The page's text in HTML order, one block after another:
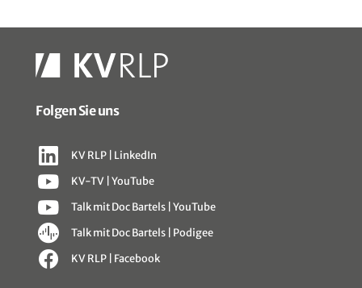
Folgen Sie uns
KV RLP | LinkedIn
KV-TV | YouTube
Talk mit Doc Bartels | YouTube
Talk mit Doc Bartels | Podigee
KV RLP | Facebook